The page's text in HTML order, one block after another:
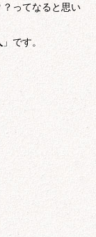
ってなると思い
」です。